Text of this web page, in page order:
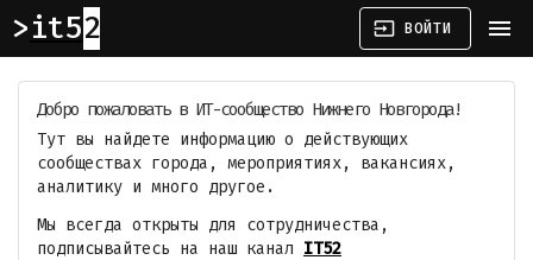
it52 input ВОЙТИ menu
Добро пожаловать в ИТ-сообщество Нижнего Новгорода!
Тут вы найдете информацию о действующих
сообществах города, мероприятиях, вакансиях,
аналитику и много другое.
Мы всегда открыты для сотрудничества,
подписывайтесь на наш канал IT52